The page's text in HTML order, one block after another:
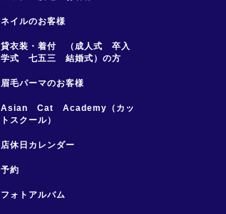
ネイルのお客様
貸衣装・着付 （成人式 卒入
学式 七五三 結婚式）の方
眉毛パーマのお客様
Asian Cat Academy（カッ
トスクール）
店休日カレンダー
予約
フォトアルバム